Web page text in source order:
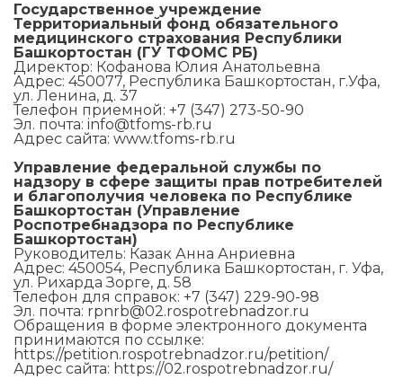
Государственное учреждение
Территориальный фонд обязательного
медицинского страхования Республики
Башкортостан (ГУ ТФОМС РБ)
Директор: Кофанова Юлия Анатольевна
Адрес: 450077, Республика Башкортостан, г.Уфа,
ул. Ленина, д. 37
Телефон приемной: +7 (347) 273-50-90
Эл. почта: info@tfoms-rb.ru
Адрес сайта: www.tfoms-rb.ru
Управление федеральной службы по
надзору в сфере защиты прав потребителей
и благополучия человека по Республике
Башкортостан (Управление
Роспотребнадзора по Республике
Башкортостан)
Руководитель: Казак Анна Анриевна
Адрес: 450054, Республика Башкортостан, г. Уфа,
ул. Рихарда Зорге, д. 58
Телефон для справок: +7 (347) 229-90-98
Эл. почта: rpnrb@02.rospotrebnadzor.ru
Обращения в форме электронного документа
принимаются по ссылке:
https://petition.rospotrebnadzor.ru/petition/
Адрес сайта: https://02.rospotrebnadzor.ru/